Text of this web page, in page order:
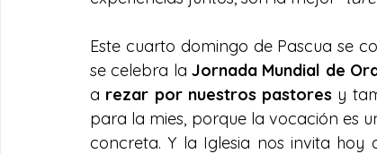
Este cuarto domingo de Pascua se
se celebra la Jornada Mundial de
a rezar por nuestros pastores y
para la mies, porque la vocación es
concreta. Y la Iglesia nos invita hoy